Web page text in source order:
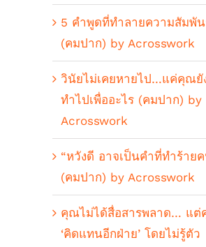
5 คำพูดที่ทำลายความสัมพั
(คมปาก) by Acrosswork
วินัยไม่เคยหายไป…แค่คุณยั
ทำไปเพื่ออะไร (คมปาก) by
Acrosswork
“หวังดี อาจเป็นคำที่ทำร้าย
(คมปาก) by Acrosswork
คุณไม่ได้สื่อสารพลาด… แต่
‘คิดแทนอีกฝ่าย’ โดยไม่รู้ตัว